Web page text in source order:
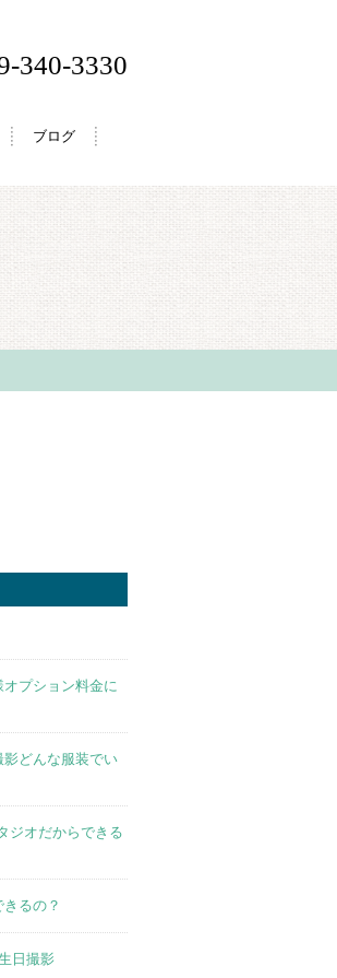
ブログ
340-3330
プション料金に
どんな服装でい
ジオだからできる
るの？
日撮影